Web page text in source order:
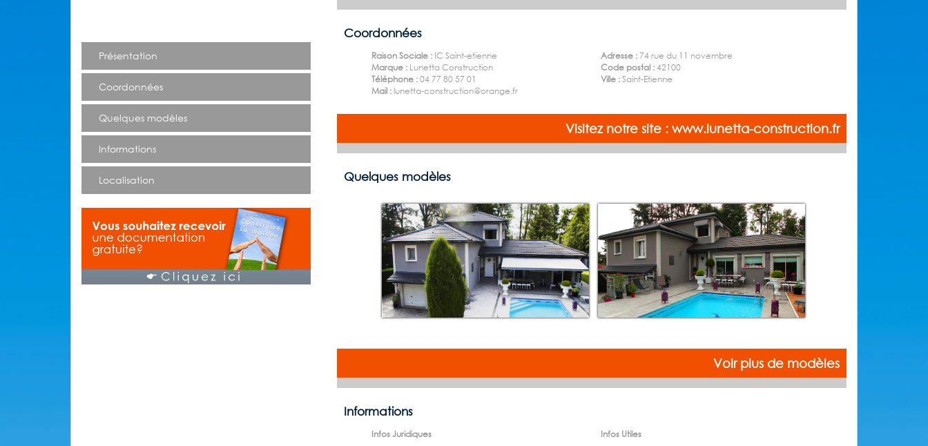
Présentation
Coordonnées
Quelques modèles
Informations
Localisation
Coordonnées
Raison Sociale : IC Saint-etienne
Marque : Lunetta Construction
Téléphone :04 77 80 57 01
Mail : lunetta-construction@orange.fr
Adresse : 74 rue du 11 novembre
Code postal :42100
Ville :Saint-Etienne
Visitez notre site : www.lunetta-construction.fr
Quelques modèles
Voir plus de modèles
Informations
Infos Juridiques
Infos Utiles